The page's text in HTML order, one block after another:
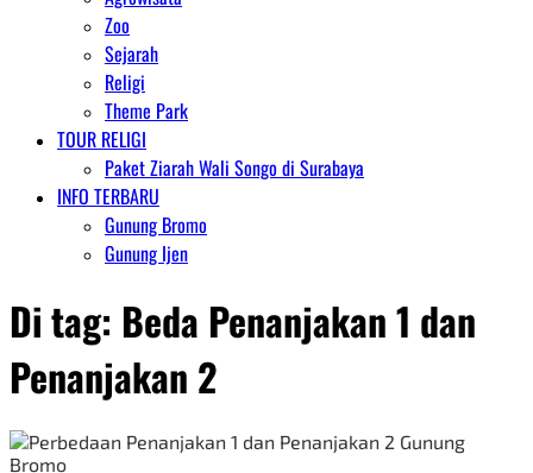
Zoo
Sejarah
Religi
Theme Park
TOUR RELIGI
Paket Ziarah Wali Songo di Surabaya
INFO TERBARU
Gunung Bromo
Gunung Ijen
Di tag: Beda Penanjakan 1 dan
Penanjakan 2